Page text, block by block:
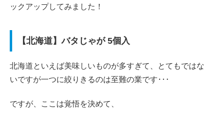
ックアップしてみました！
【北海道】バタじゃが 5個入
北海道といえば美味しいものが多すぎて、とてもではな
いですが一つに絞りきるのは至難の業です･･･
ですが、ここは覚悟を決めて、